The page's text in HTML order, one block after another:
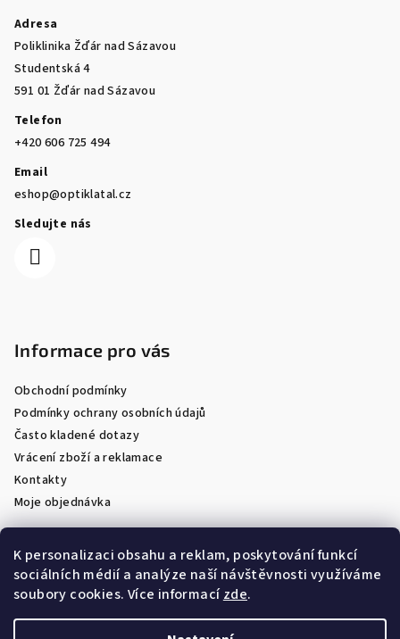
K personalizaci obsahu a reklam, poskytování funkcí
sociálních médií a analýze naší návštěvnosti využíváme
soubory cookies. Více informacízde.
Adresa
Poliklinika Žďár nad Sázavou
Studentská 4
591 01 Žďár nad Sázavou
Telefon
+420 606 725 494
Email
eshop@optiklatal.cz
Sledujte nás
Informace pro vás
Obchodní podmínky
Podmínky ochrany osobních údajů
Často kladené dotazy
Vrácení zboží a reklamace
Kontakty
Moje objednávka
Facebook